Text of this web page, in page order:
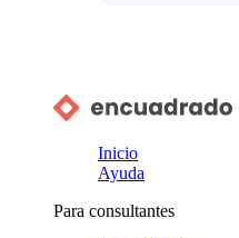
Inicio
Ayuda
Para consultantes